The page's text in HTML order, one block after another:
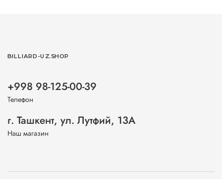
BILLIARD-UZ.SHOP
+998 98-125-00-39
Телефон
г. Ташкент, ул. Лутфий, 13А
Наш магазин